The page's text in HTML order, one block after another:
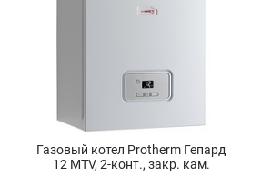
Газовый котел Protherm Гепард
12 MTV, 2-конт., закр. кам.